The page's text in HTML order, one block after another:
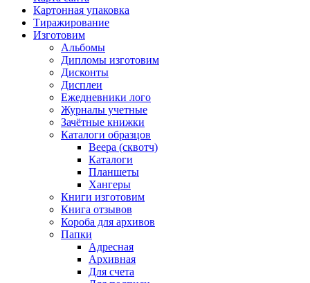
Картонная упаковка
Тиражирование
Изготовим
Альбомы
Дипломы изготовим
Дисконты
Дисплеи
Ежедневники лого
Журналы учетные
Зачётные книжки
Каталоги образцов
Веера (сквотч)
Каталоги
Планшеты
Хангеры
Книги изготовим
Книга отзывов
Короба для архивов
Папки
Адресная
Архивная
Для счета